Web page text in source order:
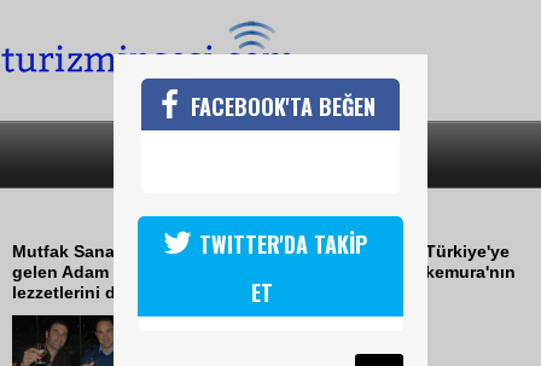
ŞEF MELONASTAN TÜRKİYE ZİYARETİ
Mutfak Sanatları Akademisi'nin şef konuğu olarak Türkiye'ye
gelen Adam Melonas, Sunset'in ünlü şefi Hiroki Takemura'nın
lezzetlerini denedi
FACEBOOK'TA BEĞEN
TWITTER'DA TAKİP
ET